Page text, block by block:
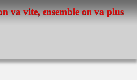
va vite, ensemble on va plus